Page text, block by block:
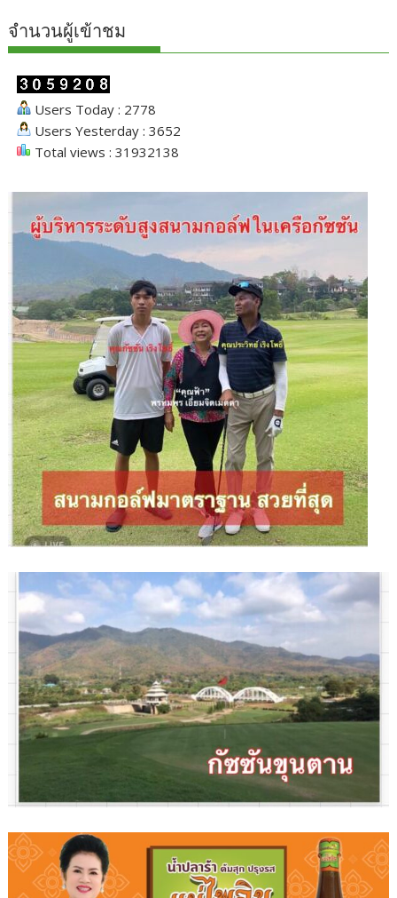
จำนวนผู้เข้าชม
Users Today : 2778
Users Yesterday : 3652
Total views : 31932138